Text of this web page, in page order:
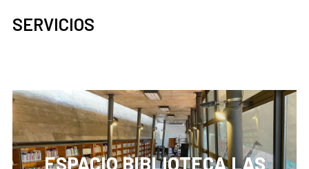
SERVICIOS
ESPACIO BIBLIOTECA LAS